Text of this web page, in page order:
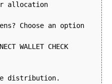
allocation
Choose an option
WALLET CHECK
distribution.